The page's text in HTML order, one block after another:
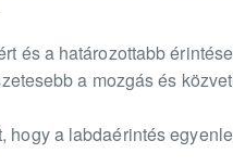
és a határozottabb
a mozgás és
a labdaérintés